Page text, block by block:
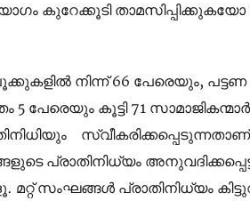
കുറേക്കൂടി
നിന്ന് 66 പേരെയും,
5 പേരെയും കൂട്ടി 71
സംഘങ്ങൾ പ്രാതിനിധ്യം